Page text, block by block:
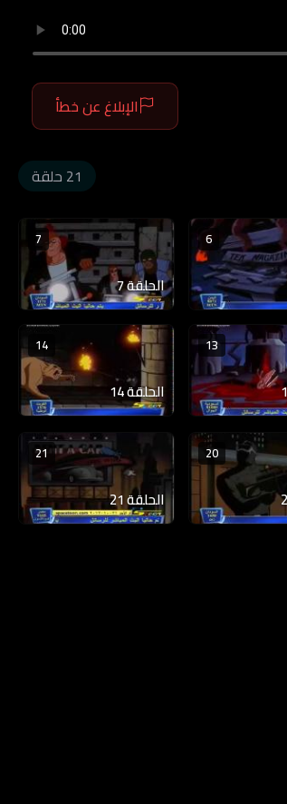
الإبلاغ عن خطأ
21 حلقة
6
7
الحلقة 7
13
14
الحلقة 14
20
21
الحلقة 21